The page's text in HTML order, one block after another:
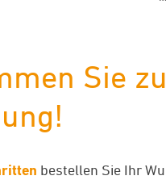
Sie
bestellen Sie Ihr